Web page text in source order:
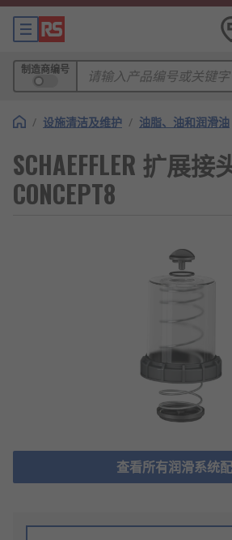
制造商编号
/ 设施清洁及维护 / 油脂、油和润滑油
SCHAEFFLER 扩展
CONCEPT8
查看所有润滑系统